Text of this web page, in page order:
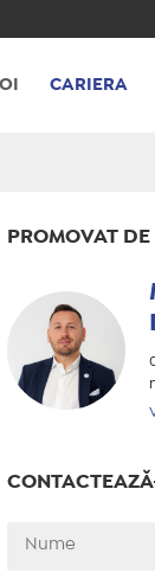
CARIERA
PROMOVAT DE